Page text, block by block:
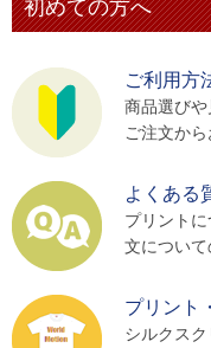
初めての方へ
ご利用方
商品選び
ご注文か
よくある
プリント
文について
プリント
シルクス